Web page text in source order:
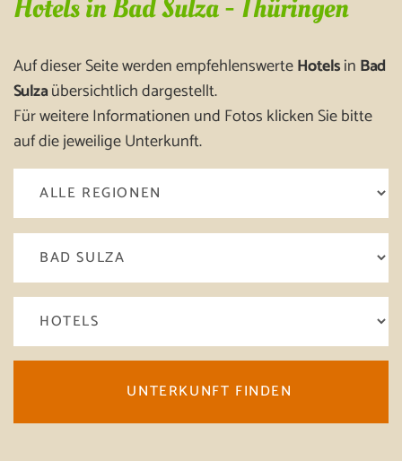
Hotels in Bad Sulza - Thüringen
Auf dieser Seite werden empfehlenswerteHotelsin Bad
Sulzaübersichtlich dargestellt.
Für weitere Informationen und Fotos klicken Sie bitte
auf die jeweilige Unterkunft.
UNTERKUNFT FINDEN